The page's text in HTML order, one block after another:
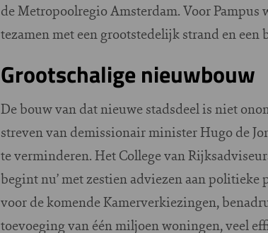
de Metropoolregio Amsterdam. Voor
tezamen met een grootstedelijk strand en een
Grootschalige nieuwbouw
De bouw van dat nieuwe stadsdeel is niet
streven van demissionair minister Hugo de
te verminderen. Het College van
begint nu’ met zestien adviezen aan
voor de komende Kamerverkiezingen,
toevoeging van één miljoen woningen, veel